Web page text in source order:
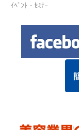
ｲﾍﾞﾝﾄ・ｾﾐﾅｰ